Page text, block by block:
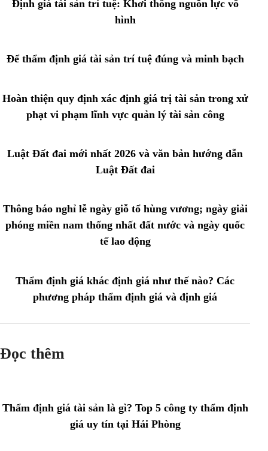
Định giá tài sản trí tuệ: Khơi thông nguồn lực vô
hình
Để thẩm định giá tài sản trí tuệ đúng và minh bạch
Hoàn thiện quy định xác định giá trị tài sản trong xử
phạt vi phạm lĩnh vực quản lý tài sản công
Luật Đất đai mới nhất 2026 và văn bản hướng dẫn
Luật Đất đai
Thông báo nghỉ lễ ngày giỗ tổ hùng vương; ngày giải
phóng miền nam thống nhất đất nước và ngày quốc
tế lao động
Thẩm định giá khác định giá như thế nào? Các
phương pháp thẩm định giá và định giá
Đọc thêm
Thẩm định giá tài sản là gì? Top 5 công ty thẩm định
giá uy tín tại Hải Phòng